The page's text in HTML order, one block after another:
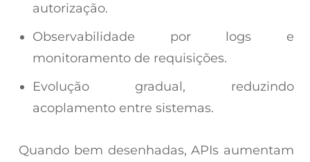
autorização.
Observabilidade por logs e
monitoramento de requisições.
Evolução gradual, reduzindo
acoplamento entre sistemas.
Quando bem desenhadas, APIs aumentam